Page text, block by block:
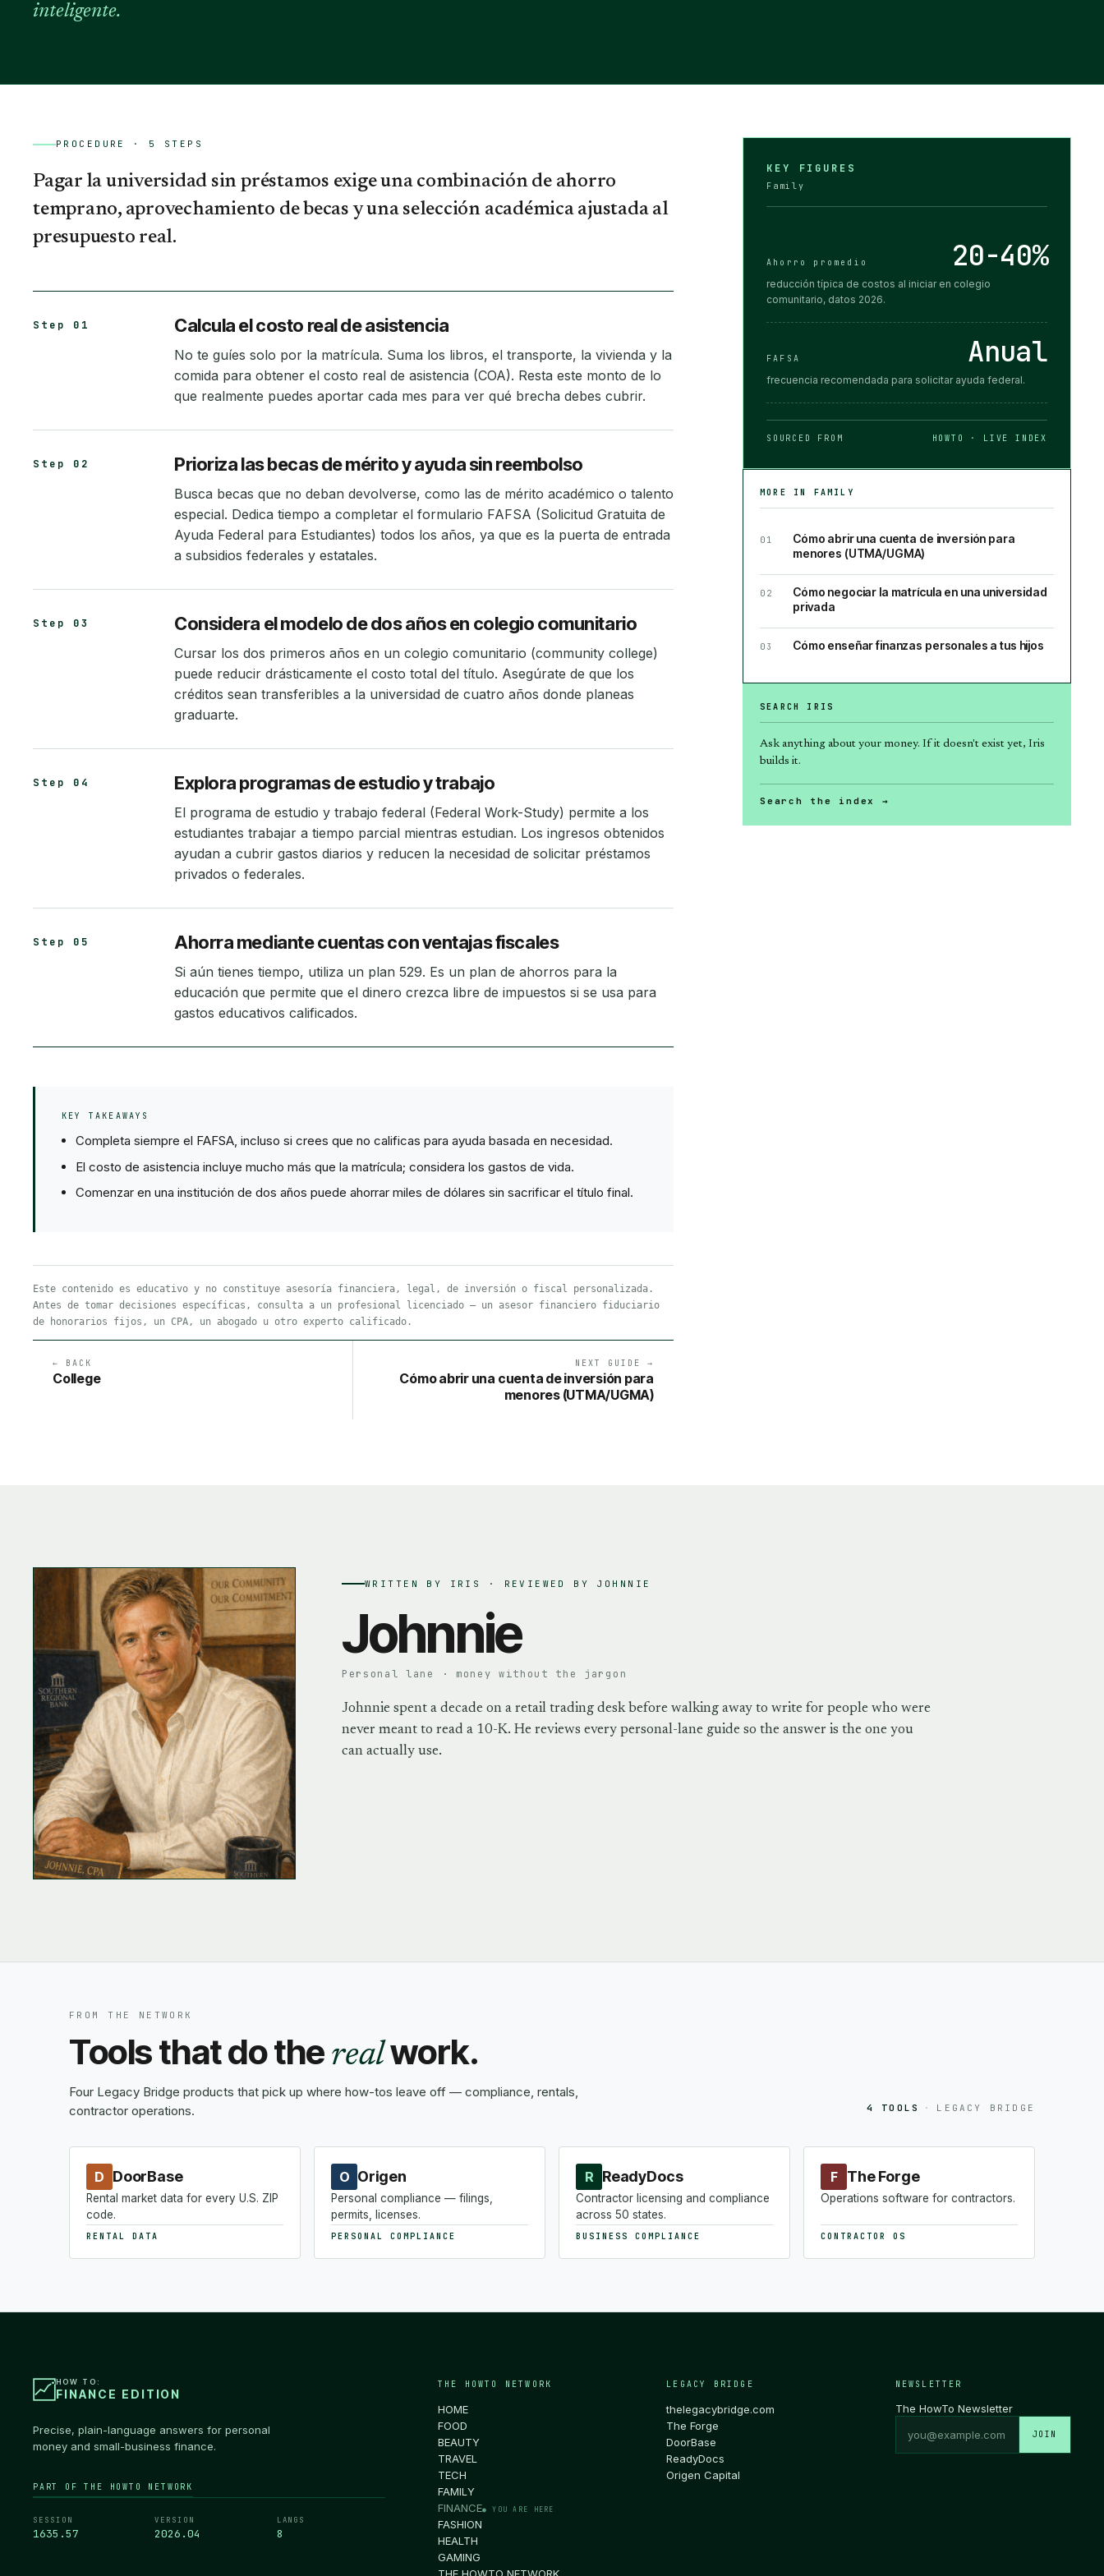
inteligente.
PROCEDURE · 5 STEPS
Pagar la universidad sin préstamos exige una combinación de ahorro
temprano, aprovechamiento de becas y una selección académica ajustada al
presupuesto real.
Step 01 Calcula el costo real de asistencia
No te guíes solo por la matrícula. Suma los libros, el transporte, la vivienda y la
comida para obtener el costo real de asistencia (COA). Resta este monto de lo
que realmente puedes aportar cada mes para ver qué brecha debes cubrir.
Step 02 Prioriza las becas de mérito y ayuda sin reembolso
Busca becas que no deban devolverse, como las de mérito académico o talento
especial. Dedica tiempo a completar el formulario FAFSA (Solicitud Gratuita de
Ayuda Federal para Estudiantes) todos los años, ya que es la puerta de entrada
a subsidios federales y estatales.
Step 03 Considera el modelo de dos años en colegio comunitario
Cursar los dos primeros años en un colegio comunitario (community college)
puede reducir drásticamente el costo total del título. Asegúrate de que los
créditos sean transferibles a la universidad de cuatro años donde planeas
graduarte.
Step 04 Explora programas de estudio y trabajo
El programa de estudio y trabajo federal (Federal Work-Study) permite a los
estudiantes trabajar a tiempo parcial mientras estudian. Los ingresos obtenidos
ayudan a cubrir gastos diarios y reducen la necesidad de solicitar préstamos
privados o federales.
Step 05 Ahorra mediante cuentas con ventajas fiscales
Si aún tienes tiempo, utiliza un plan 529. Es un plan de ahorros para la
educación que permite que el dinero crezca libre de impuestos si se usa para
gastos educativos calificados.
KEY TAKEAWAYS
Completa siempre el FAFSA, incluso si crees que no calificas para ayuda basada en necesidad.
El costo de asistencia incluye mucho más que la matrícula; considera los gastos de vida.
Comenzar en una institución de dos años puede ahorrar miles de dólares sin sacrificar el título final.
Este contenido es educativo y no constituye asesoría financiera, legal, de inversión o fiscal personalizada.
Antes de tomar decisiones específicas, consulta a un profesional licenciado — un asesor financiero fiduciario
de honorarios fijos, un CPA, un abogado u otro experto calificado.
← BACK
College
NEXT GUIDE →
Cómo abrir una cuenta de inversión para
menores (UTMA/UGMA)
KEY FIGURES
Family
Ahorro promedio 20-40%
reducción típica de costos al iniciar en colegio
comunitario, datos 2026.
FAFSA Anual
frecuencia recomendada para solicitar ayuda federal.
SOURCED FROM HOWTO · LIVE INDEX
MORE IN FAMILY
01
Cómo abrir una cuenta de inversión para
menores (UTMA/UGMA)
02
Cómo negociar la matrícula en una universidad
privada
03 Cómo enseñar finanzas personales a tus hijos
SEARCH IRIS
Ask anything about your money. If it doesn't exist yet, Iris
builds it.
Search the index →
WRITTEN BY IRIS · REVIEWED BY JOHNNIE
Johnnie
Personal lane · money without the jargon
Johnnie spent a decade on a retail trading desk before walking away to write for people who were
never meant to read a 10-K. He reviews every personal-lane guide so the answer is the one you
can actually use.
FROM THE NETWORK
Tools that do the realwork.
Four Legacy Bridge products that pick up where how-tos leave off — compliance, rentals,
contractor operations.
4 TOOLS · LEGACY BRIDGE
D DoorBase
Rental market data for every U.S. ZIP
code.
RENTAL DATA
O Origen
Personal compliance — filings,
permits, licenses.
PERSONAL COMPLIANCE
R ReadyDocs
Contractor licensing and compliance
across 50 states.
BUSINESS COMPLIANCE
F The Forge
Operations software for contractors.
CONTRACTOR OS
HOW TO:
FINANCE EDITION
Precise, plain-language answers for personal
money and small-business finance.
PART OF THE HOWTO NETWORK
SESSION
1635.58
VERSION
2026.04
LANGS
8
THE HOWTO NETWORK
HOME
FOOD
BEAUTY
TRAVEL
TECH
FAMILY
FINANCE● YOU ARE HERE
FASHION
HEALTH
GAMING
THE HOWTO NETWORK
LEGACY BRIDGE
thelegacybridge.com
The Forge
DoorBase
ReadyDocs
Origen Capital
NEWSLETTER
The HowTo Newsletter
JOIN